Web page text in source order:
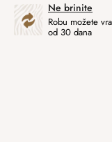
Ne brinite
Robu možete
od 30 dana